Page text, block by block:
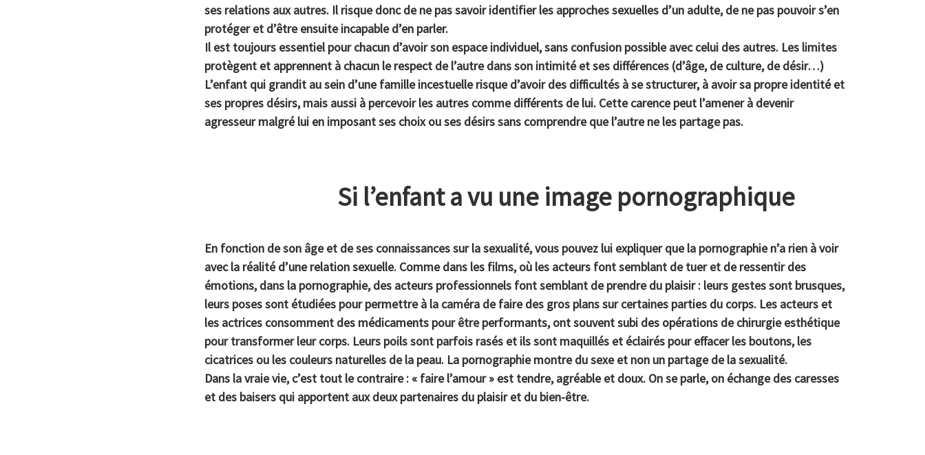
ses relations aux autres. Il risque donc de ne pas savoir identifier les approches sexuelles d’un adulte, de ne pas pouvoir s’en
protéger et d’être ensuite incapable d’en parler.
Il est toujours essentiel pour chacun d’avoir son espace individuel, sans confusion possible avec celui des autres. Les limites
protègent et apprennent à chacun le respect de l’autre dans son intimité et ses différences (d’âge, de culture, de désir…)
L’enfant qui grandit au sein d’une famille incestuelle risque d’avoir des difficultés à se structurer, à avoir sa propre identité et
ses propres désirs, mais aussi à percevoir les autres comme différents de lui. Cette carence peut l’amener à devenir
agresseur malgré lui en imposant ses choix ou ses désirs sans comprendre que l’autre ne les partage pas.
Si l’enfant a vu une image pornographique
En fonction de son âge et de ses connaissances sur la sexualité, vous pouvez lui expliquer que la pornographie n’a rien à voir
avec la réalité d’une relation sexuelle. Comme dans les films, où les acteurs font semblant de tuer et de ressentir des
émotions, dans la pornographie, des acteurs professionnels font semblant de prendre du plaisir : leurs gestes sont brusques,
leurs poses sont étudiées pour permettre à la caméra de faire des gros plans sur certaines parties du corps. Les acteurs et
les actrices consomment des médicaments pour être performants, ont souvent subi des opérations de chirurgie esthétique
pour transformer leur corps. Leurs poils sont parfois rasés et ils sont maquillés et éclairés pour effacer les boutons, les
cicatrices ou les couleurs naturelles de la peau. La pornographie montre du sexe et non un partage de la sexualité.
Dans la vraie vie, c’est tout le contraire : « faire l’amour » est tendre, agréable et doux. On se parle, on échange des caresses
et des baisers qui apportent aux deux partenaires du plaisir et du bien-être.